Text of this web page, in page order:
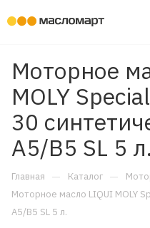
Моторное
MOLY
30
A5/B5 SL 5 л.
Главная — Каталог —
Моторное масло LIQUI MOLY
A5/B5 SL 5 л.